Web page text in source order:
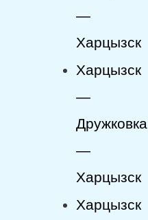
—
Харцызск
Харцызск
—
Дружковка
—
Харцызск
Харцызск